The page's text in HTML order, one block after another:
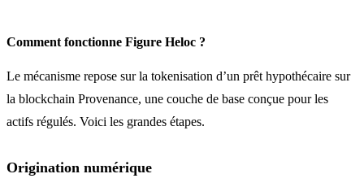
Comment fonctionne Figure Heloc ?
Le mécanisme repose sur la tokenisation d’un prêt hypothécaire sur
la blockchain Provenance, une couche de base conçue pour les
actifs régulés. Voici les grandes étapes.
Origination numérique